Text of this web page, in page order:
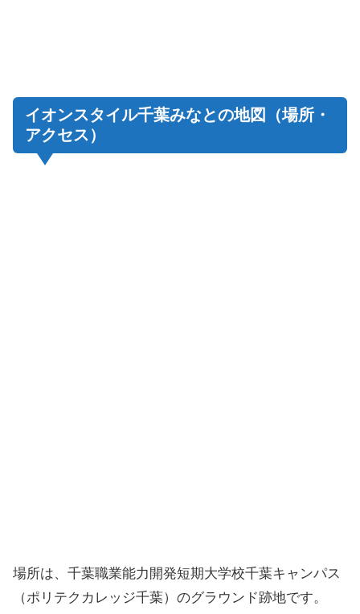
イオンスタイル千葉みなとの地図（場所・
アクセス）
場所は、千葉職業能力開発短期大学校千葉キャンパス
（ポリテクカレッジ千葉）のグラウンド跡地です。